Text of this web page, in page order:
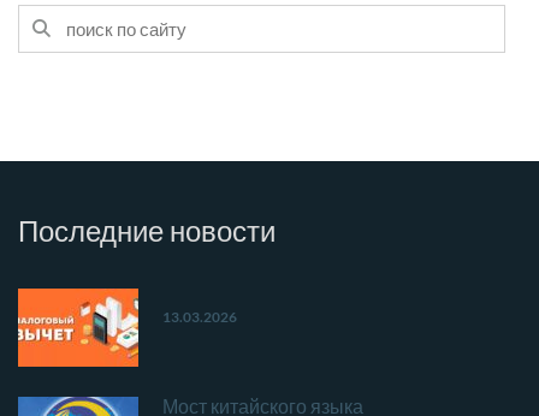
Последние новости
13.03.2026
Мост китайского языка